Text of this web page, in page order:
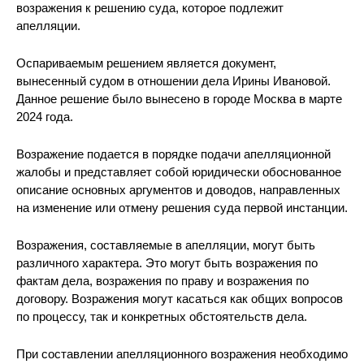
возражения к решению суда, которое подлежит
апелляции.
Оспариваемым решением является документ,
вынесенный судом в отношении дела Ирины Ивановой.
Данное решение было вынесено в городе Москва в марте
2024 года.
Возражение подается в порядке подачи апелляционной
жалобы и представляет собой юридически обоснованное
описание основных аргументов и доводов, направленных
на изменение или отмену решения суда первой инстанции.
Возражения, составляемые в апелляции, могут быть
различного характера. Это могут быть возражения по
фактам дела, возражения по праву и возражения по
договору. Возражения могут касаться как общих вопросов
по процессу, так и конкретных обстоятельств дела.
При составлении апелляционного возражения необходимо